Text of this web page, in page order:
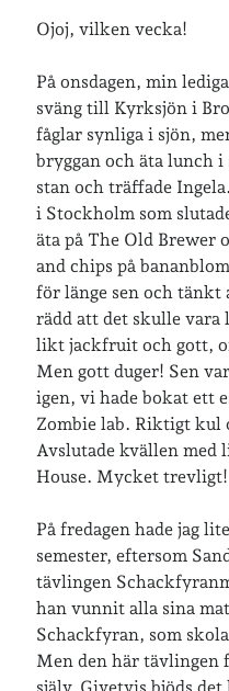
Ojoj, vilken vecka!
På onsdagen, min
sväng till Kyrksjön i
fåglar synliga i sjön,
bryggan och äta lunch
stan och träffade
i Stockholm som
äta på The Old Brewer
and chips på
för länge sen och tänkt
rädd att det skulle vara
likt jackfruit och gott,
Men gott duger! Sen
igen, vi hade bokat ett
Zombie lab. Riktigt kul
Avslutade kvällen med
House. Mycket trevligt!
På fredagen hade jag
semester, eftersom
tävlingen
han vunnit alla sina
Schackfyran, som
Men den här tävlingen